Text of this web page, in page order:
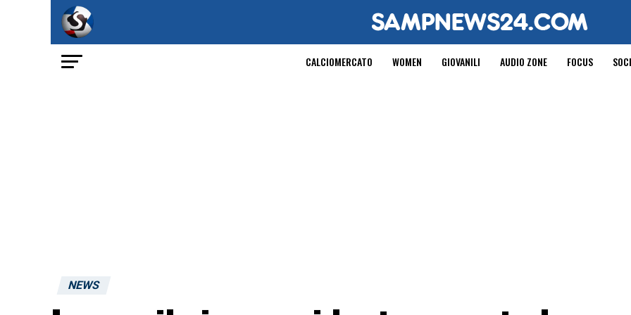
CALCIOMERCATO WOMEN GIOVANILI AUDIO ZONE FOCUS
NEWS